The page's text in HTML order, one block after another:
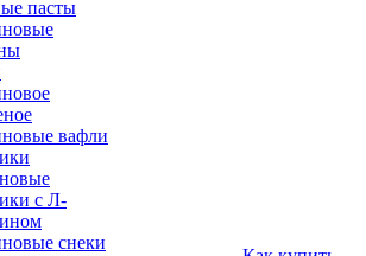
пасты
вафли
с Л-
снеки